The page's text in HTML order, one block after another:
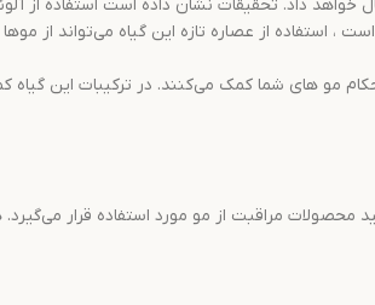
داد. تحقیقات نشان داده است استفاده از
مراقبت از مو مورد استفاده قرار